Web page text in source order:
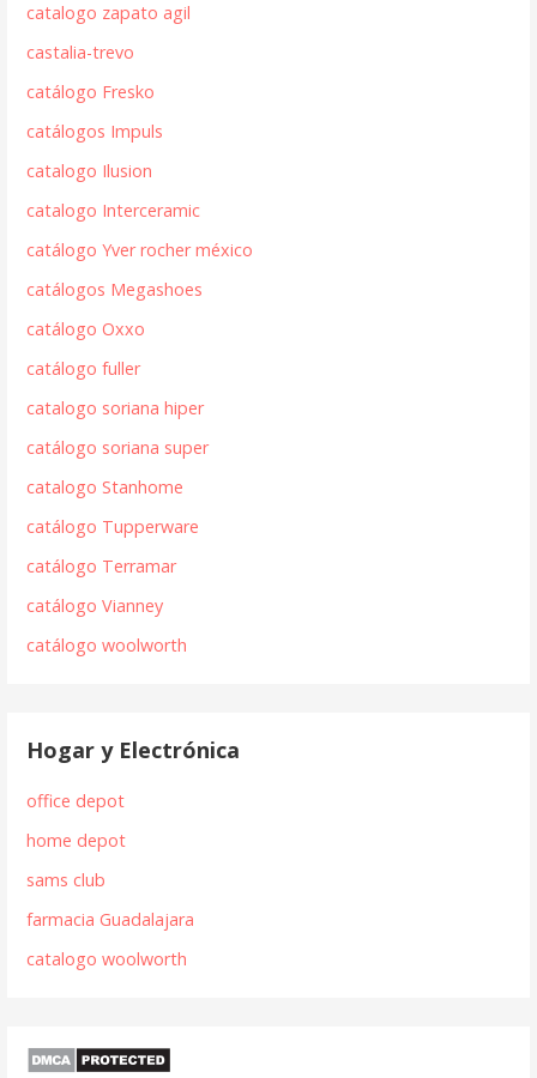
catalogo zapato agil
castalia-trevo
catálogo Fresko
catálogos Impuls
catalogo Ilusion
catalogo Interceramic
catálogo Yver rocher méxico
catálogos Megashoes
catálogo Oxxo
catálogo fuller
catalogo soriana hiper
catálogo soriana super
catalogo Stanhome
catálogo Tupperware
catálogo Terramar
catálogo Vianney
catálogo woolworth
Hogar y Electrónica
office depot
home depot
sams club
farmacia Guadalajara
catalogo woolworth